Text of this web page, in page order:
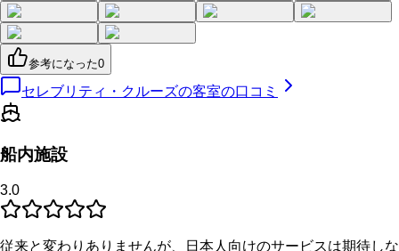
参考になった0
セレブリティ・クルーズの客室の口コミ
船内施設
3.0
従来と変わりありませんが、日本人向けのサービスは期待しな